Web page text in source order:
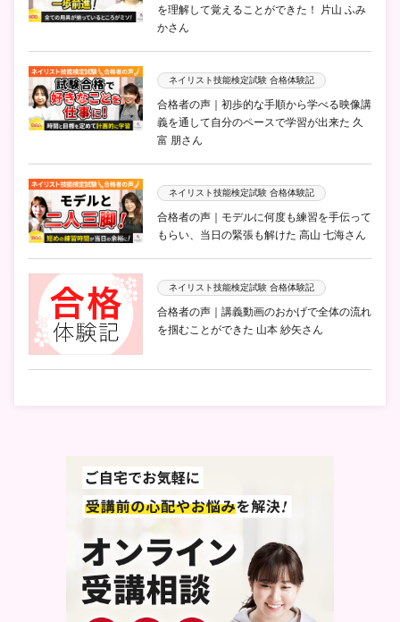
を理解して覚えることができた！ 片山 ふみ
かさん
ネイリスト技能検定試験 合格体験記
合格者の声｜初歩的な手順から学べる映像講
義を通して自分のペースで学習が出来た 久
富 朋さん
ネイリスト技能検定試験 合格体験記
合格者の声｜モデルに何度も練習を手伝って
もらい、当日の緊張も解けた 高山 七海さん
ネイリスト技能検定試験 合格体験記
合格者の声｜講義動画のおかげで全体の流れ
を掴むことができた 山本 紗矢さん